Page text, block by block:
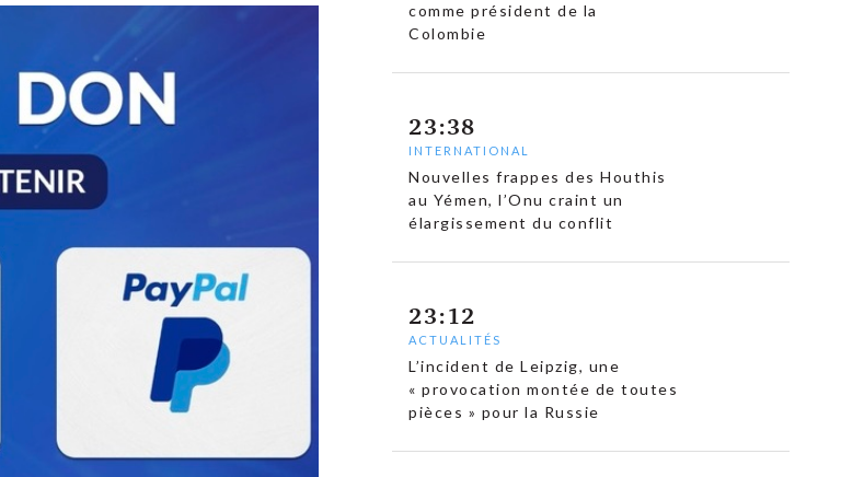
comme président de la
Colombie
23:38
INTERNATIONAL
Nouvelles frappes des Houthis
au Yémen, l’Onu craint un
élargissement du conflit
23:12
ACTUALITÉS
L’incident de Leipzig, une
« provocation montée de toutes
pièces » pour la Russie